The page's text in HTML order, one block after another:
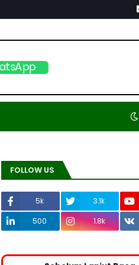
FOLLOW US
5k 3.1k
500
1.8k